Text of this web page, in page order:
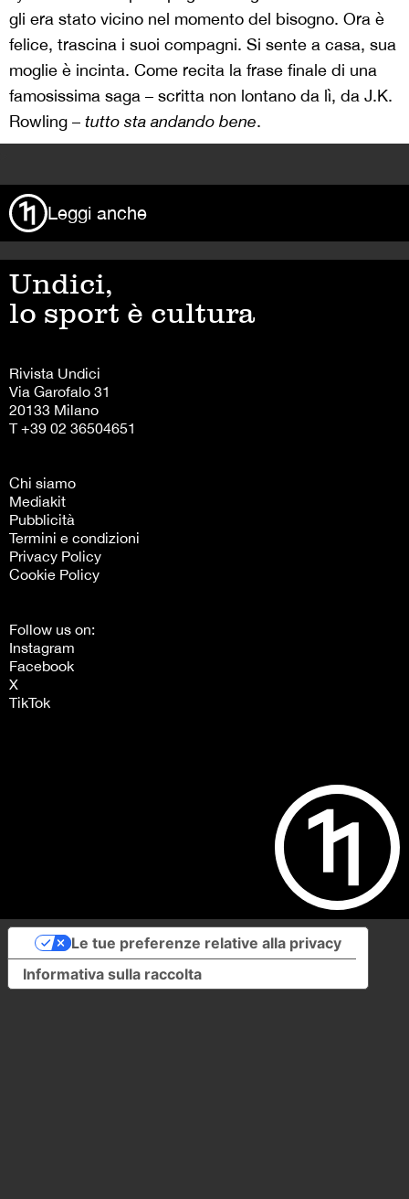
gli era stato vicino nel momento del bisogno. Ora è
felice, trascina i suoi compagni. Si sente a casa, sua
moglie è incinta. Come recita la frase finale di una
famosissima saga – scritta non lontano da lì, da J.K.
Rowling – tutto sta andando bene.
Leggi anche
Undici,
lo sport è cultura
Rivista Undici
Via Garofalo 31
20133 Milano
T +39 02 36504651
Chi siamo
Mediakit
Pubblicità
Termini e condizioni
Privacy Policy
Cookie Policy
Follow us on:
Instagram
Facebook
X
TikTok
Informativa sulla raccolta
Le tue preferenze relative alla privacy